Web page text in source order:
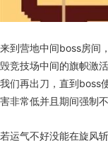
来到营地中间boss房间
毁竞技场中间的旗帜激
我们再出刀，直到boss
害非常低并且期间强制
若运气不好没能在旋风